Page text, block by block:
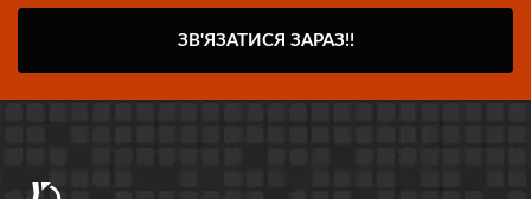
ЗВ'ЯЗАТИСЯ ЗАРАЗ!!